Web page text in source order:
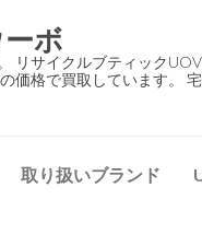
ボ
リサイクルブティック
価格で買取しています。
取り扱いブランド